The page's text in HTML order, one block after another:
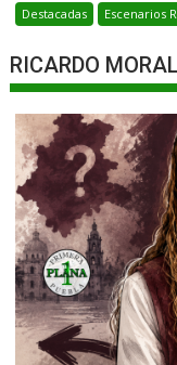
Destacadas Escenarios
RICARDO